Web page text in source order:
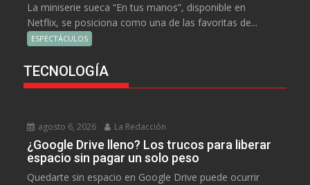
La miniserie sueca “En tus manos”, disponible en
Netflix, se posiciona como una de las favoritas de...
ESPECTÁCULOS
TECNOLOGÍA
agosto 6, 2026 La Redacción
¿Google Drive lleno? Los trucos para liberar
espacio sin pagar un solo peso
Quedarte sin espacio en Google Drive puede ocurrir